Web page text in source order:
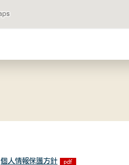
個人情報保護方針